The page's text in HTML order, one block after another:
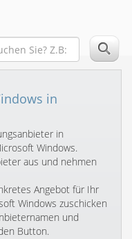
in
in
Windows.
aus und nehmen
Angebot für Ihr
Windows zuschicken
und
Button.